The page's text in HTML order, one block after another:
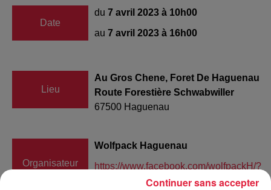
Date
du 7 avril 2023 à 10h00
au 7 avril 2023 à 16h00
Lieu
Au Gros Chene, Foret De Haguenau
Route Forestière Schwabwiller
67500 Haguenau
Organisateur
Wolfpack Haguenau
https://www.facebook.com/wolfpackH/?
locale=fr_FRContinuer sans accepter